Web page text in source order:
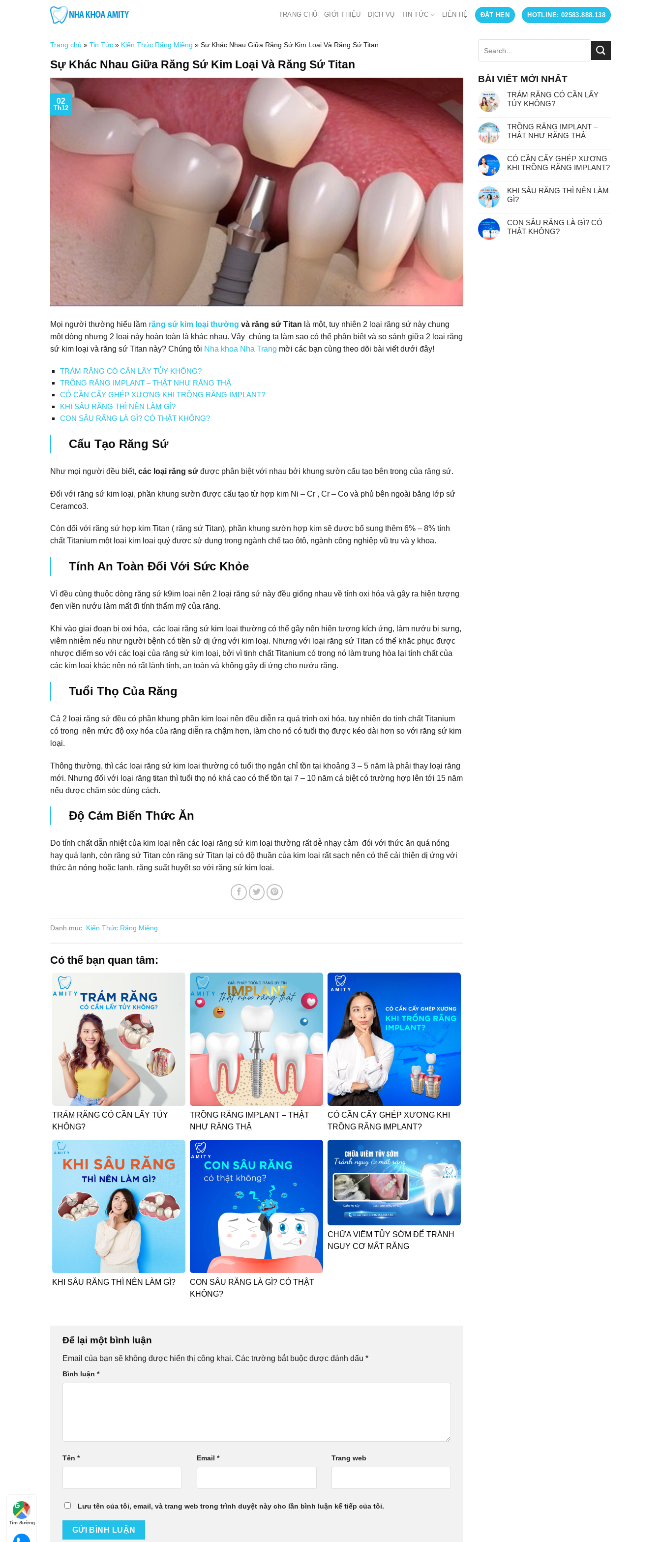
TRANG CHỦ GIỚI THIỆU DỊCH VỤ TIN TỨC LIÊN HỆ ĐẶT HẸN HOTLINE: 02583.888.138
Trang chủ » Tin Tức » Kiến Thức Răng Miệng » Sự Khác Nhau Giữa Răng Sứ Kim Loại Và Răng Sứ Titan
Sự Khác Nhau Giữa Răng Sứ Kim Loại Và Răng Sứ Titan
02
Th12
Mọi người thường hiểu lầm răng sứ kim loại thường và răng sứ Titan là một, tuy nhiên 2 loại răng sứ này chung
một dòng nhưng 2 loại này hoàn toàn là khác nhau. Vậy chúng ta làm sao có thể phân biệt và so sánh giữa 2 loại răng
sứ kim loại và răng sứ Titan này? Chúng tôi Nha khoa Nha Trang mời các bạn cùng theo dõi bài viết dưới đây!
TRÁM RĂNG CÓ CẦN LẤY TỦY KHÔNG?
TRỒNG RĂNG IMPLANT – THẬT NHƯ RĂNG THẬ
CÓ CẦN CẤY GHÉP XƯƠNG KHI TRỒNG RĂNG IMPLANT?
KHI SÂU RĂNG THÌ NÊN LÀM GÌ?
CON SÂU RĂNG LÀ GÌ? CÓ THẬT KHÔNG?
Cấu Tạo Răng Sứ
Như mọi người đều biết, các loại răng sứ được phân biệt với nhau bởi khung sườn cấu tạo bên trong của răng sứ.
Đối với răng sứ kim loại, phần khung sườn được cấu tạo từ hợp kim Ni – Cr , Cr – Co và phủ bên ngoài bằng lớp sứ
Ceramco3.
Còn đối với răng sứ hợp kim Titan ( răng sứ Titan), phần khung sườn hợp kim sẽ được bổ sung thêm 6% – 8% tính
chất Titanium một loại kim loại quý được sử dụng trong ngành chế tạo ôtô, ngành công nghiệp vũ trụ và y khoa.
Tính An Toàn Đối Với Sức Khỏe
Vì đều cùng thuộc dòng răng sứ k9im loại nên 2 loại răng sứ này đều giống nhau về tính oxi hóa và gây ra hiện tượng
đen viền nướu làm mất đi tính thẩm mỹ của răng.
Khi vào giai đoạn bị oxi hóa, các loại răng sứ kim loại thường có thể gây nên hiện tượng kích ứng, làm nướu bị sưng,
viêm nhiễm nếu như người bệnh có tiền sử dị ứng với kim loại. Nhưng với loại răng sứ Titan có thể khắc phục được
nhược điểm so với các loại của răng sứ kim loại, bởi vì tinh chất Titanium có trong nó làm trung hòa lại tính chất của
các kim loại khác nên nó rất lành tính, an toàn và không gây dị ứng cho nướu răng.
Tuổi Thọ Của Răng
Cả 2 loại răng sứ đều có phần khung phần kim loại nên đều diễn ra quá trình oxi hóa, tuy nhiên do tinh chất Titanium
có trong nên mức độ oxy hóa của răng diễn ra chậm hơn, làm cho nó có tuổi thọ được kéo dài hơn so với răng sứ kim
loại.
Thông thường, thì các loại răng sứ kim loai thường có tuổi thọ ngắn chỉ tồn tại khoảng 3 – 5 năm là phải thay loại răng
mới. Nhưng đối với loại răng titan thì tuổi thọ nó khá cao có thể tồn tại 7 – 10 năm cá biệt có trường hợp lên tới 15 năm
nếu được chăm sóc đúng cách.
Độ Cảm Biến Thức Ăn
Do tính chất dẫn nhiệt của kim loại nên các loại răng sứ kim loại thường rất dễ nhạy cảm đói với thức ăn quá nóng
hay quá lạnh, còn răng sứ Titan còn răng sứ Titan lại có độ thuần của kim loại rất sạch nên có thể cải thiện dị ứng với
thức ăn nóng hoặc lạnh, răng suất huyết so với răng sứ kim loại.
Danh mục: Kiến Thức Răng Miệng.
Có thể bạn quan tâm:
TRÁM RĂNG CÓ CẦN LẤY TỦY
KHÔNG?
TRỒNG RĂNG IMPLANT – THẬT
NHƯ RĂNG THẬ
CÓ CẦN CẤY GHÉP XƯƠNG KHI
TRỒNG RĂNG IMPLANT?
KHI SÂU RĂNG THÌ NÊN LÀM GÌ?
CON SÂU RĂNG LÀ GÌ? CÓ THẬT
KHÔNG?
CHỮA VIÊM TỦY SỚM ĐỂ TRÁNH
NGUY CƠ MẤT RĂNG
Để lại một bình luận
Email của bạn sẽ không được hiển thị công khai. Các trường bắt buộc được đánh dấu *
Bình luận *
Tên * Email* Trang web
Lưu tên của tôi, email, và trang web trong trình duyệt này cho lần bình luận kế tiếp của tôi.
BÀI VIẾT MỚI NHẤT
TRÁM RĂNG CÓ CẦN LẤY
TỦY KHÔNG?
TRỒNG RĂNG IMPLANT –
THẬT NHƯ RĂNG THẬ
CÓ CẦN CẤY GHÉP XƯƠNG
KHI TRỒNG RĂNG IMPLANT?
KHI SÂU RĂNG THÌ NÊN LÀM
GÌ?
CON SÂU RĂNG LÀ GÌ? CÓ
THẬT KHÔNG?
Tìm đường